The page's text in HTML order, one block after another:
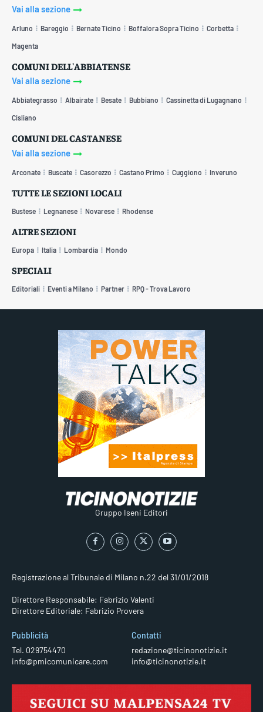
Vai alla sezione
Arluno Bareggio Bernate Ticino Boffalora Sopra Ticino Corbetta
Magenta
COMUNI DELL'ABBIATENSE
Vai alla sezione
Abbiategrasso Albairate Besate Bubbiano Cassinetta di Lugagnano
Cisliano
COMUNI DEL CASTANESE
Vai alla sezione
Arconate Buscate Casorezzo Castano Primo Cuggiono Inveruno
TUTTE LE SEZIONI LOCALI
Bustese Legnanese Novarese Rhodense
ALTRE SEZIONI
Europa Italia Lombardia Mondo
SPECIALI
Editoriali Eventi a Milano Partner RPQ - Trova Lavoro
Gruppo Iseni Editori
Registrazione al Tribunale di Milano n.22 del 31/01/2018
Direttore Responsabile: Fabrizio Valenti
Direttore Editoriale: Fabrizio Provera
Pubblicità
Tel. 029754470
info@pmicomunicare.com
Contatti
redazione@ticinonotizie.it
info@ticinonotizie.it